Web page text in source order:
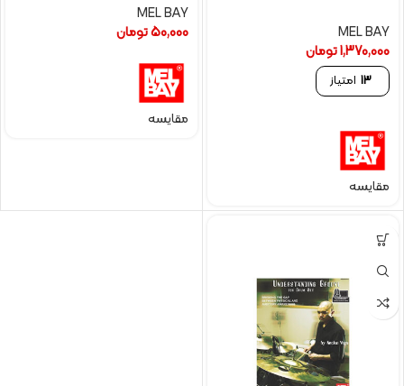
MEL BAY
1,370,000تومان
13 امتیاز
مقایسه
MEL BAY
50,000تومان
مقایسه